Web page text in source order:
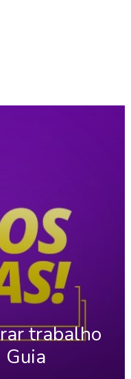
trabalho
Guia